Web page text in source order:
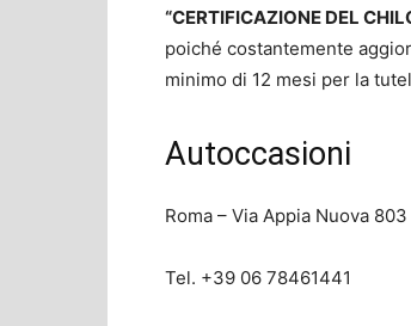
“CERTIFICAZIONE DEL
poiché costantemente
minimo di 12 mesi per la
Autoccasioni
Roma – Via Appia Nuova 803
Tel. +39 06 78461441